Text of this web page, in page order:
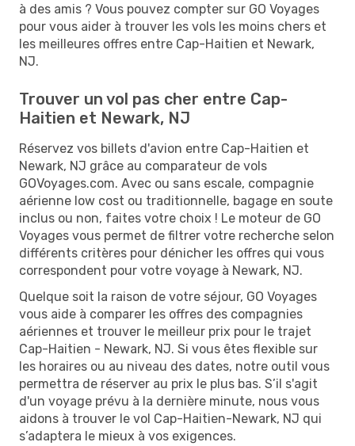
à des amis ? Vous pouvez compter sur GO Voyages
pour vous aider à trouver les vols les moins chers et
les meilleures offres entre Cap-Haitien et Newark,
NJ.
Trouver un vol pas cher entre Cap-
Haitien et Newark, NJ
Réservez vos billets d'avion entre Cap-Haitien et
Newark, NJ grâce au comparateur de vols
GOVoyages.com. Avec ou sans escale, compagnie
aérienne low cost ou traditionnelle, bagage en soute
inclus ou non, faites votre choix ! Le moteur de GO
Voyages vous permet de filtrer votre recherche selon
différents critères pour dénicher les offres qui vous
correspondent pour votre voyage à Newark, NJ.
Quelque soit la raison de votre séjour, GO Voyages
vous aide à comparer les offres des compagnies
aériennes et trouver le meilleur prix pour le trajet
Cap-Haitien - Newark, NJ. Si vous êtes flexible sur
les horaires ou au niveau des dates, notre outil vous
permettra de réserver au prix le plus bas. S’il s'agit
d'un voyage prévu à la dernière minute, nous vous
aidons à trouver le vol Cap-Haitien-Newark, NJ qui
s’adaptera le mieux à vos exigences.